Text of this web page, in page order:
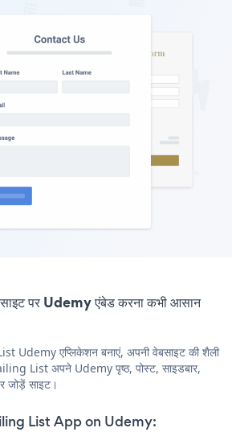
पर Udemy एंबेड करना कभी आसान
Udemy एप्लिकेशन बनाएं, अपनी वेबसाइट की शैली
List अपने Udemy पृष्ठ, पोस्ट, साइडबार,
जोड़ें साइट।
List App on Udemy: